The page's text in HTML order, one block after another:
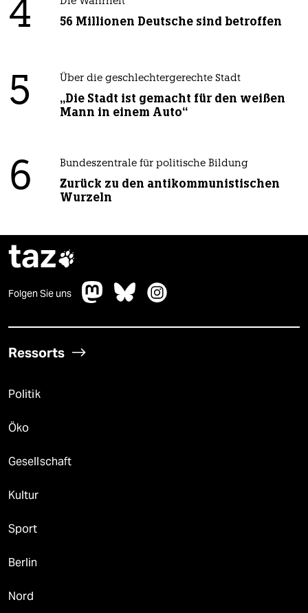
4 56 Millionen Deutsche sind betroffen
5 Über die geschlechtergerechte Stadt
„Die Stadt ist gemacht für den weißen
Mann in einem Auto“
6 Bundeszentrale für politische Bildung
Zurück zu den antikommunistischen
Wurzeln
taz
Folgen Sie uns
Ressorts
Politik
Öko
Gesellschaft
Kultur
Sport
Berlin
Nord